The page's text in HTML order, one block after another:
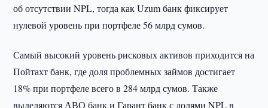
об отсутствии NPL, тогда как Uzum банк фиксирует
нулевой уровень при портфеле 56 млрд сумов.
Самый высокий уровень рисковых активов приходится на
Пойтахт банк, где доля проблемных займов достигает
18% при портфеле всего в 284 млрд сумов. Также
выделяются АВО банк и Гарант банк с долями NPL в